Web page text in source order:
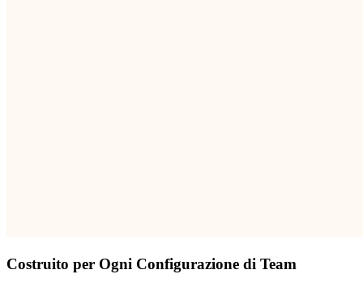
Costruito per Ogni Configurazione di Team